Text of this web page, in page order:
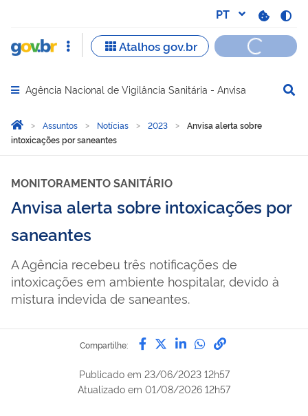
Abrir menu principal de navegação
Agência Nacional de Vigilância Sanitária - Anvisa
Você está aqui:
Página Inicial
Assuntos Notícias 2023
Anvisa alerta sobre
intoxicações por saneantes
MONITORAMENTO SANITÁRIO
Anvisa alerta sobre intoxicações por
saneantes
A Agência recebeu três notificações de
intoxicações em ambiente hospitalar, devido à
mistura indevida de saneantes.
Compartilhe: Compartilhe por Facebook
Compartilhe por Twitter
Compartilhe por
Compartilhe
link para
Publicado em 23/06/2023 12h57
Atualizado em 01/08/2026 12h57